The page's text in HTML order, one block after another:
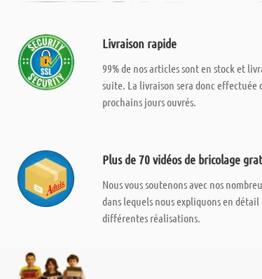
Livraison rapide
99% de nos articles sont en stock et
suite. La livraison sera donc effectuée
prochains jours ouvrés.
Plus de 70 vidéos de bricolage
Nous vous soutenons avec nos
dans lequels nous expliquons en détail
différentes réalisations.